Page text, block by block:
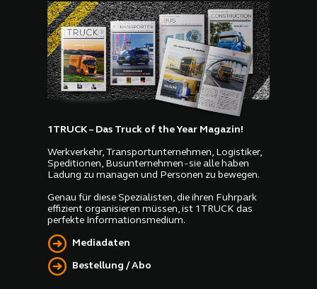
1TRUCK – Das Truck of the Year Magazin!
Werkverkehr, Transportunternehmen, Logistiker,
Speditionen, Busunternehmen - sie alle haben
Ladung zu managen und Personen zu bewegen.
Genau für diese Spezialisten, die ihren Fuhrpark
effizient organisieren müssen, ist 1TRUCK das
perfekte Informationsmedium.
Mediadaten
Bestellung / Abo